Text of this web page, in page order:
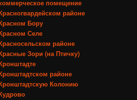
помещение
районе
Бору
Селе
районе
Зори (на Птичку)
районе
Колонию